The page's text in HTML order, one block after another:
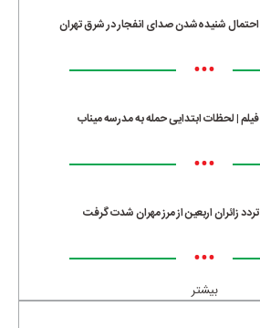
احتمال شنیده‌شدن صدای انفجار در شرق تهران
•••
فیلم | لحظات ابتدایی حمله به مدرسه میناب
•••
تردد زائران اربعین از مرز مهران شدت گرفت
•••
بیشتر